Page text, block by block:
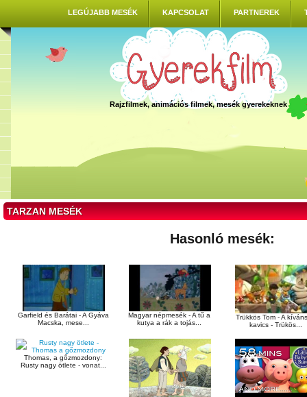
LEGÚJABB MESÉK KAPCSOLAT PARTNEREK
Rajzfilmek, animációs filmek, mesék gyerekeknek
TARZAN MESÉK
Hasonló mesék:
Garfield és Barátai - A Gyáva
Macska, mese...
Magyar népmesék - A tű a
kutya a rák a tojás...
Trükkös Tom - A
kavics - Trükös...
Thomas, a gőzmozdony:
Rusty nagy ötlete - vonat...